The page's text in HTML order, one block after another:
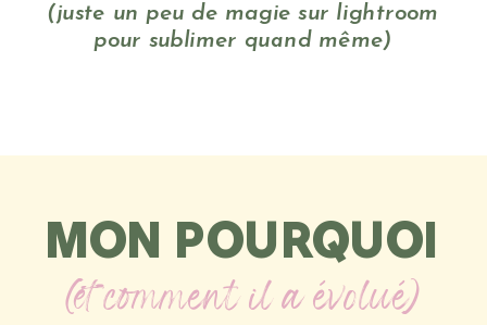
(juste un peu de magie sur lightroom
pour sublimer quand même)
MON POURQUOI
(et comment il a évolué)